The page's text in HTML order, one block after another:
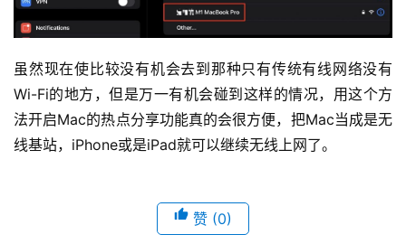
虽然现在使比较没有机会去到那种只有传统有线网络没有
Wi-Fi的地方，但是万一有机会碰到这样的情况，用这个方
法开启Mac的热点分享功能真的会很方便，把Mac当成是无
线基站，iPhone或是iPad就可以继续无线上网了。
赞 (0)